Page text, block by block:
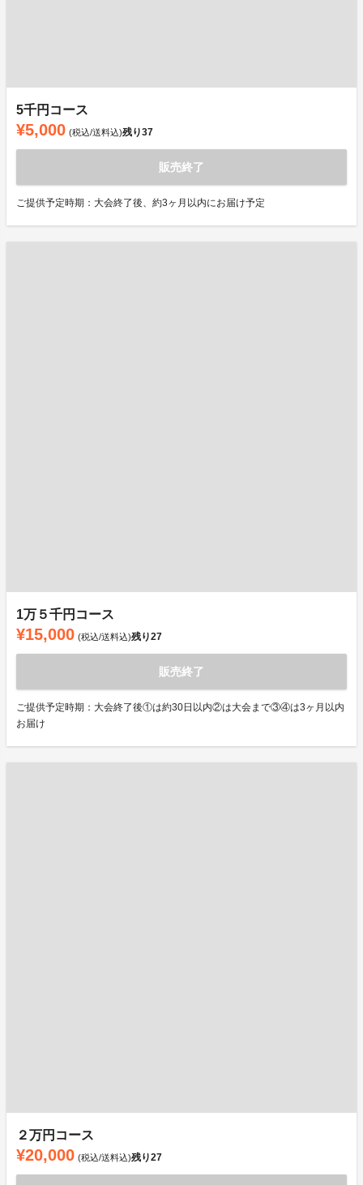
5千円コース
¥5,000 (税込/送料込)残り37
販売終了
ご提供予定時期：大会終了後、約3ヶ月以内にお届け予定
1万５千円コース
¥15,000 (税込/送料込)残り27
販売終了
ご提供予定時期：大会終了後①は約30日以内②は大会まで③④は3ヶ月以内
お届け
２万円コース
¥20,000 (税込/送料込)残り27